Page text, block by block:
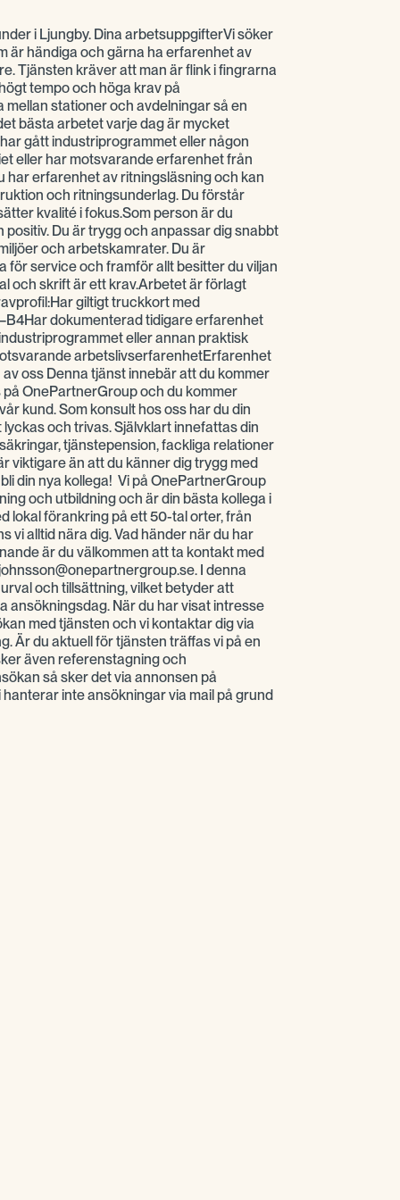
i Ljungby. Dina arbetsuppgifterVi söker
är händiga och gärna ha erfarenhet av
Tjänsten kräver att man är flink i fingrarna
tempo och höga krav på
stationer och avdelningar så en
bästa arbetet varje dag är mycket
gått industriprogrammet eller någon
eller har motsvarande erfarenhet från
har erfarenhet av ritningsläsning och kan
och ritningsunderlag. Du förstår
kvalité i fokus.Som person är du
Du är trygg och anpassar dig snabbt
och arbetskamrater. Du är
för service och framför allt besitter du viljan
och skrift är ett krav.Arbetet är förlagt
giltigt truckkort med
dokumenterad tidigare erfarenhet
eller annan praktisk
arbetslivserfarenhetErfarenhet
oss Denna tjänst innebär att du kommer
OnePartnerGroup och du kommer
kund. Som konsult hos oss har du din
och trivas. Självklart innefattas din
tjänstepension, fackliga relationer
viktigare än att du känner dig trygg med
din nya kollega! Vi på OnePartnerGroup
och utbildning och är din bästa kollega i
lokal förankring på ett 50-tal orter, från
vi alltid nära dig. Vad händer när du har
är du välkommen att ta kontakt med
I denna
och tillsättning, vilket betyder att
ansökningsdag. När du har visat intresse
med tjänsten och vi kontaktar dig via
Är du aktuell för tjänsten träffas vi på en
även referenstagning och
så sker det via annonsen på
inte ansökningar via mail på grund